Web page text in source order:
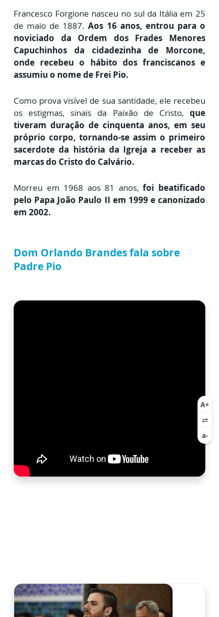
Francesco Forgione nasceu no sul da Itália em 25
de maio de 1887.Aos 16 anos, entrou para o
noviciado da Ordem dos Frades Menores
Capuchinhos da cidadezinha de Morcone,
onde recebeu o hábito dos franciscanos e
assumiu o nome de Frei Pio.
Como prova visível de sua santidade, ele recebeu
os estigmas, sinais da Paixão de Cristo, que
tiveram duração de cinquenta anos, em seu
próprio corpo, tornando-se assim o primeiro
sacerdote da história da Igreja a receber as
marcas do Cristo do Calvário.
Morreu em 1968 aos 81 anos,foi beatificado
pelo Papa João Paulo II em 1999 e canonizado
em 2002.
Dom Orlando Brandes fala sobre
Padre Pio